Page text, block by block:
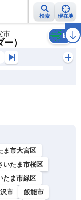
検索 現在地
意報 2週間天気 ラ
市
）
風
ま市大宮区
いたま市桜区
たま市緑区
市
飯能市